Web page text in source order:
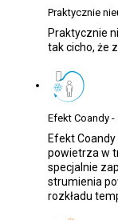
Praktycznie
Praktycznie
tak cicho, że
Efekt Coandy -
Efekt
powietrza w
specjalnie
strumienia
rozkładu